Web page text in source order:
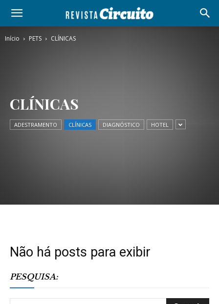
Início PETS CLÍNICAS
CLÍNICAS
ADESTRAMENTO CLÍNICAS DIAGNÓSTICO HOTEL
Não há posts para exibir
PESQUISA: